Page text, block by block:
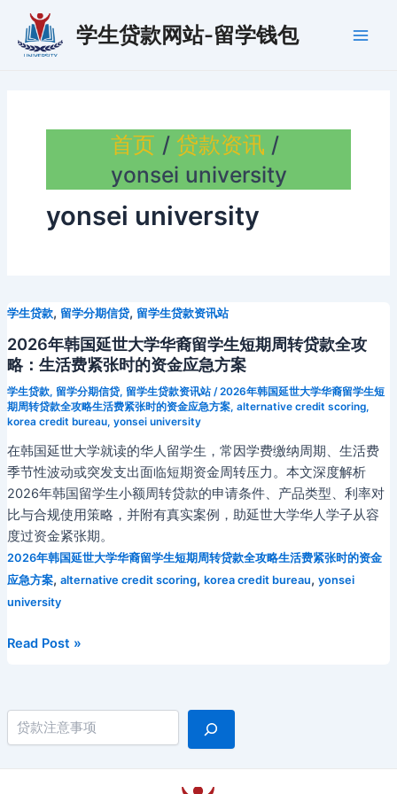
学生贷款网站-留学钱包
搜索
首页
贷款资讯
yonsei university
yonsei university
学生贷款, 留学分期信贷, 留学生贷款资讯站
2026年韩国延世大学华裔留学生短期周转贷款全攻
略：生活费紧张时的资金应急方案
学生贷款, 留学分期信贷, 留学生贷款资讯站/2026年韩国延世大学华裔留学生短
期周转贷款全攻略生活费紧张时的资金应急方案, alternative credit scoring,
korea credit bureau, yonsei university
在韩国延世大学就读的华人留学生，常因学费缴纳周期、生活费
季节性波动或突发支出面临短期资金周转压力。本文深度解析
2026年韩国留学生小额周转贷款的申请条件、产品类型、利率对
比与合规使用策略，并附有真实案例，助延世大学华人学子从容
度过资金紧张期。
2026年韩国延世大学华裔留学生短期周转贷款全攻略生活费紧张时的资金
应急方案, alternative credit scoring, korea credit bureau, yonsei
university
2026
国
延
世
Read Post »